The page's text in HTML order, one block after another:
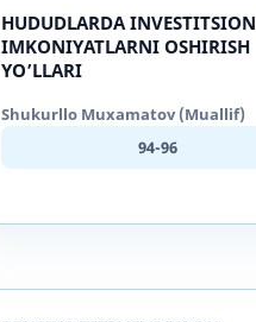
HUDUDLARDA INVESTITSION
IMKONIYATLARNI OSHIRISH
YO’LLARI
Shukurllo Muxamatov (Muallif)
94-96